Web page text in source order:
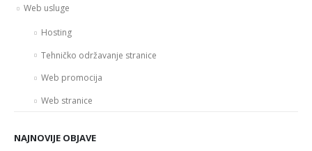
Web usluge
Hosting
Tehničko održavanje stranice
Web promocija
Web stranice
NAJNOVIJE OBJAVE